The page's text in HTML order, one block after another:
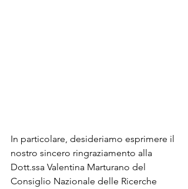
In particolare, desideriamo esprimere il
nostro sincero ringraziamento alla
Dott.ssa Valentina Marturano del
Consiglio Nazionale delle Ricerche